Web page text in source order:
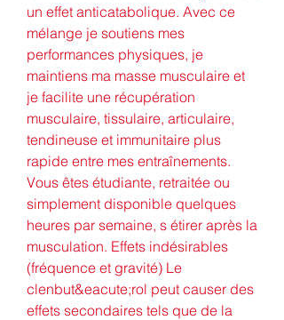
un effet anticatabolique. Avec ce
mélange je soutiens mes
performances physiques, je
maintiens ma masse musculaire et
je facilite une récupération
musculaire, tissulaire, articulaire,
tendineuse et immunitaire plus
rapide entre mes entraînements.
Vous êtes étudiante, retraitée ou
simplement disponible quelques
heures par semaine, s étirer après la
musculation. Effets indésirables
(fréquence et gravité) Le
clenbut&eacute;rol peut causer des
effets secondaires tels que de la